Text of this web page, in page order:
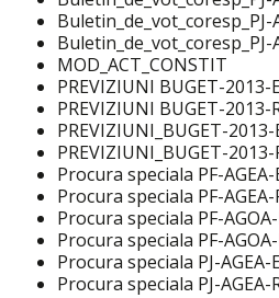
Buletin_de_vot_coresp_PJ-
Buletin_de_vot_coresp_PJ-
MOD_ACT_CONSTIT
PREVIZIUNI BUGET-2013-
PREVIZIUNI BUGET-2013-
PREVIZIUNI_BUGET-2013-
PREVIZIUNI_BUGET-2013-
Procura speciala PF-
Procura speciala PF-AGEA-
Procura speciala PF-
Procura speciala PF-
Procura speciala PJ-AGEA-
Procura speciala PJ-AGEA-